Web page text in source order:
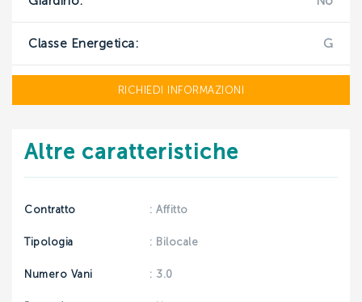
Classe Energetica: G
RICHIEDI INFORMAZIONI
Altre caratteristiche
Contratto : Affitto
Tipologia : Bilocale
Numero Vani : 3.0